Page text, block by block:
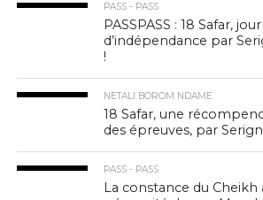
PASS - PASS
PASSPASS : 18 Safar,
d’indépendance par
!
NETALI BOROM NDAME
18 Safar, une
des épreuves, par
PASS - PASS
La constance du Cheikh